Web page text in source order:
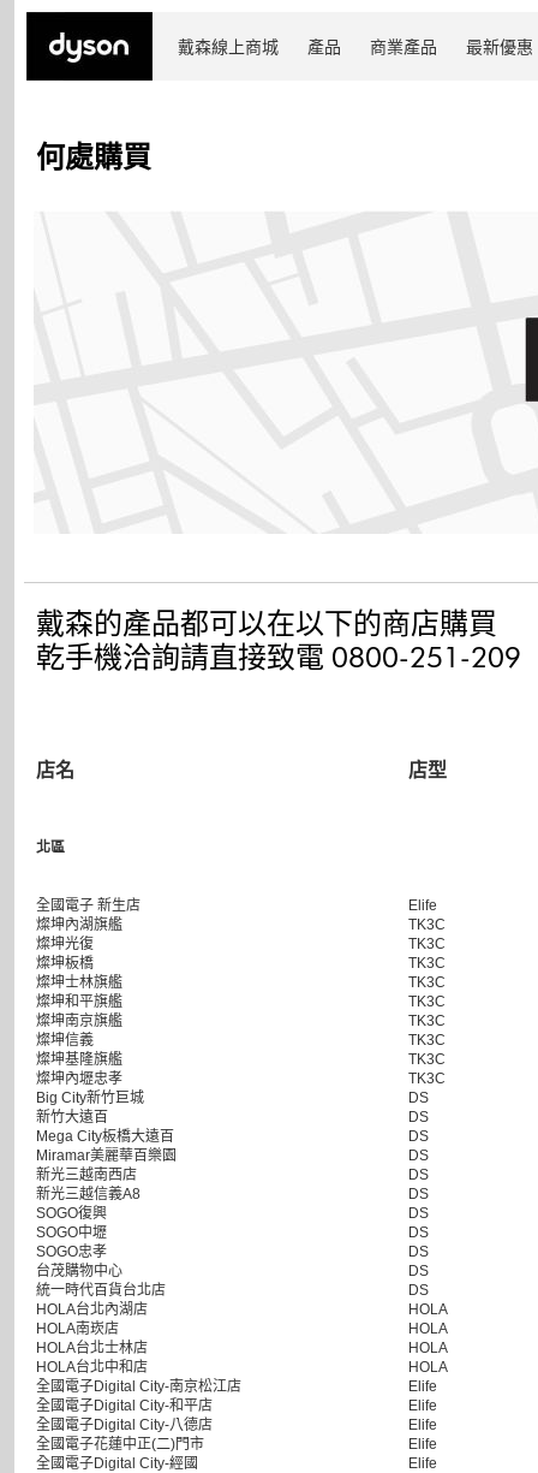
戴森線上商城 產品 商業產品 最新優惠
何處購買
戴森的產品都可以在以下的商店購買
乾手機洽詢請直接致電 0800-251-209
店名 店型
北區
全國電子 新生店
Elife
燦坤內湖旗艦
TK3C
燦坤光復
TK3C
燦坤板橋
TK3C
燦坤士林旗艦
TK3C
燦坤和平旗艦
TK3C
燦坤南京旗艦
TK3C
燦坤信義
TK3C
燦坤基隆旗艦
TK3C
燦坤內壢忠孝
TK3C
Big City新竹巨城
DS
新竹大遠百
DS
Mega City板橋大遠百
DS
Miramar美麗華百樂園
DS
新光三越南西店
DS
新光三越信義A8
DS
SOGO復興
DS
SOGO中壢
DS
SOGO忠孝
DS
台茂購物中心
DS
統一時代百貨台北店
DS
HOLA台北內湖店
HOLA
HOLA南崁店
HOLA
HOLA台北士林店
HOLA
HOLA台北中和店
HOLA
全國電子Digital City-南京松江店
Elife
全國電子Digital City-和平店
Elife
全國電子Digital City-八德店
Elife
全國電子花蓮中正(二)門市
Elife
全國電子Digital City-經國
Elife